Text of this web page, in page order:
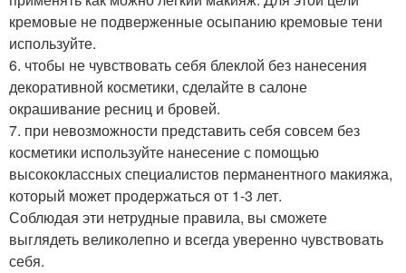
кремовые не подверженные осыпанию кремовые тени
используйте.
6. чтобы не чувствовать себя блеклой без нанесения
декоративной косметики, сделайте в салоне
окрашивание ресниц и бровей.
7. при невозможности представить себя совсем без
косметики используйте нанесение с помощью
высококлассных специалистов перманентного макияжа,
который может продержаться от 1-3 лет.
Соблюдая эти нетрудные правила, вы сможете
выглядеть великолепно и всегда уверенно чувствовать
себя.